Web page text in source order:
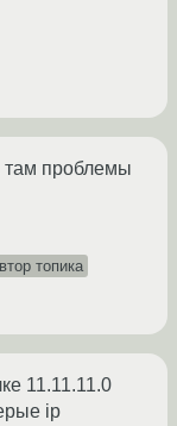
там проблемы
топика
11.11.11.0
ip